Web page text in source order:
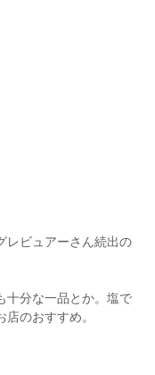
レビュアーさん続出の
十分な一品とか。塩で
のおすすめ。